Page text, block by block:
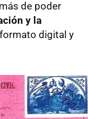
de poder
y la
digital y